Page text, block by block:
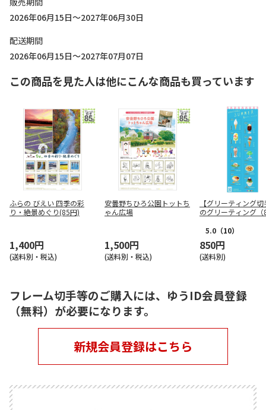
2026年06月15日～2027年06月30日
配送期間
2026年06月15日～2027年07月07日
この商品を見た人は他にこんな商品も買っています
ふらの びえい 四季の彩
り・絶景めぐり(85円)
1,400円
(送料別・税込)
安曇野ちひろ公園トットち
ゃん広場
1,500円
(送料別・税込)
【グリーティング
のグリーティング（
5.0 （10）
850円
(送料別)
フレーム切手等のご購入には、ゆうID会員登録
（無料）が必要になります。
新規会員登録はこちら